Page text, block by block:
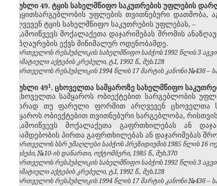
მუხლი 49. ტყის სახელმწიფო საკუთრების უფლების
ტყითსარგებლობის უფლების თვითნებური
არღვევენ ტყის სახელმწიფო საკუთრების უფლებას, –
გამოიწვევს მოქალაქეთა დაჯარიმებას შრომის
ანაზღაურების ექვს მინიმალურ ოდენობამდე.
საქართველოს რესპუბლიკის სახელმწიფო საბჭოს 1992 წლის 3
ნორმატიული აქტების კრებული, ტ.I, 1992 წ., მუხ.128
საქართველოს რესპუბლიკის 1994 წლის 17 მარტის კანონი №436 –
მუხლი 49​1. ცხოველთა სამყაროზე სახელმწიფო
ცხოველთა სამყაროს ობიექტებით სარგებლობის
აშკარად თუ ფარული ფორმით არღვევენ ცხოველთა
სამყაროს ობიექტებით თვითნებური სარგებლობა,
გამოიწვევს მოქალაქეთა გაფრთხილებას ან
თანამდებობის პირთა გაფრთხილებას ან დაჯარიმებას
საქართველოს სსრ უმაღლესი საბჭოს პრეზიდიუმის 1985 წლის
უწყებები, №10-ის დანართი, ოქტომბერი, 1985 წ., მუხ.370
საქართველოს რესპუბლიკის სახელმწიფო საბჭოს 1992 წლის 3
ნორმატიული აქტების კრებული, ტ.I, 1992 წ., მუხ.128
საქართველოს რესპუბლიკის 1994 წლის 17 მარტის კანონი №436 –